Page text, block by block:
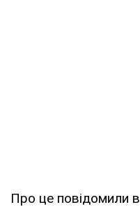
Про це повідомили в